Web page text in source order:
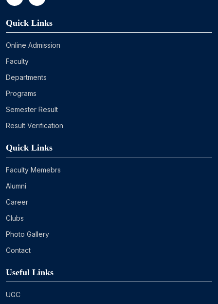
Quick Links
Online Admission
Faculty
Departments
Programs
Semester Result
Result Verification
Quick Links
Faculty Memebrs
Alumni
Career
Clubs
Photo Gallery
Contact
Useful Links
UGC